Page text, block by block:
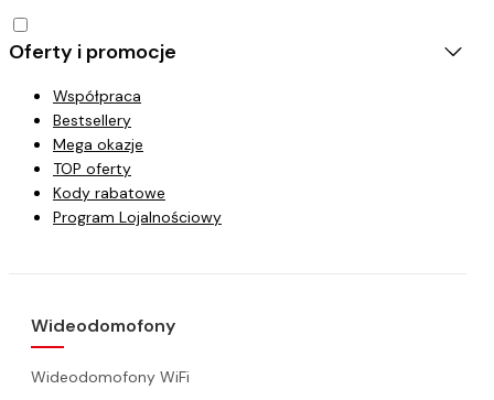
Oferty i promocje
Współpraca
Bestsellery
Mega okazje
TOP oferty
Kody rabatowe
Program Lojalnościowy
Wideodomofony
Wideodomofony WiFi